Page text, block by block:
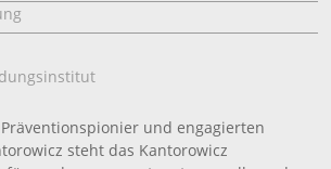
und engagierten
steht das Kantorowicz